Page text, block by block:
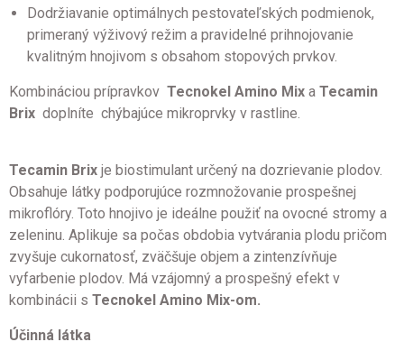
Dodržiavanie optimálnych pestovateľských podmienok,
primeraný výživový režim a pravidelné prihnojovanie
kvalitným hnojivom s obsahom stopových prvkov.
Kombináciou prípravkov Tecnokel Amino Mix a Tecamin
Brix doplníte chýbajúce mikroprvky v rastline.
Tecamin Brix je biostimulant určený na dozrievanie plodov.
Obsahuje látky podporujúce rozmnožovanie prospešnej
mikroflóry. Toto hnojivo je ideálne použiť na ovocné stromy a
zeleninu. Aplikuje sa počas obdobia vytvárania plodu pričom
zvyšuje cukornatosť, zväčšuje objem a zintenzívňuje
vyfarbenie plodov. Má vzájomný a prospešný efekt v
kombinácii s Tecnokel Amino Mix-om.
Účinná látka